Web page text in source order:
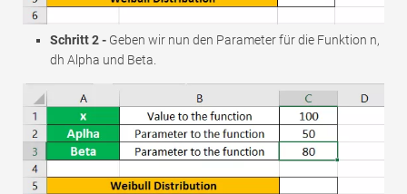
Schritt 2 - Geben wir nun den Parameter für die Funktion n,
dh Alpha und Beta.